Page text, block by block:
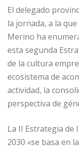
El delegado
la jornada, a la
Merino ha
esta segunda
de la cultura
ecosistema de
actividad, la
perspectiva de
La II Estrategia de
2030 «se basa en